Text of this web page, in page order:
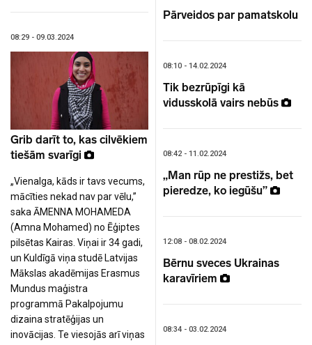
08:29 - 09.03.2024
Grib darīt to, kas cilvēkiem
tiešām svarīgi
„Vienalga, kāds ir tavs vecums,
mācīties nekad nav par vēlu,”
saka ĀMENNA MOHAMEDA
(Amna Mohamed) no Ēģiptes
pilsētas Kairas. Viņai ir 34 gadi,
un Kuldīgā viņa studē Latvijas
Mākslas akadēmijas Erasmus
Mundus maģistra
programmā Pakalpojumu
dizaina stratēģijas un
inovācijas. Te viesojās arī viņas
Pārveidos par pamatskolu
08:10 - 14.02.2024
Tik bezrūpīgi kā
vidusskolā vairs nebūs
08:42 - 11.02.2024
„Man rūp ne prestižs, bet
pieredze, ko iegūšu”
12:08 - 08.02.2024
Bērnu sveces Ukrainas
karavīriem
08:34 - 03.02.2024